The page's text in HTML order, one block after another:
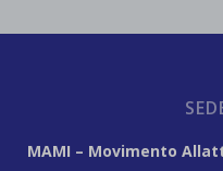
MAMI – Movimento